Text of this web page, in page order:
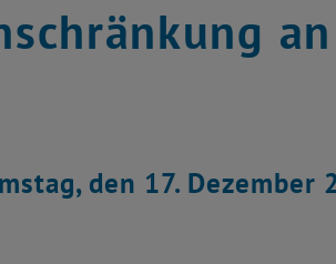
den 17. Dezember